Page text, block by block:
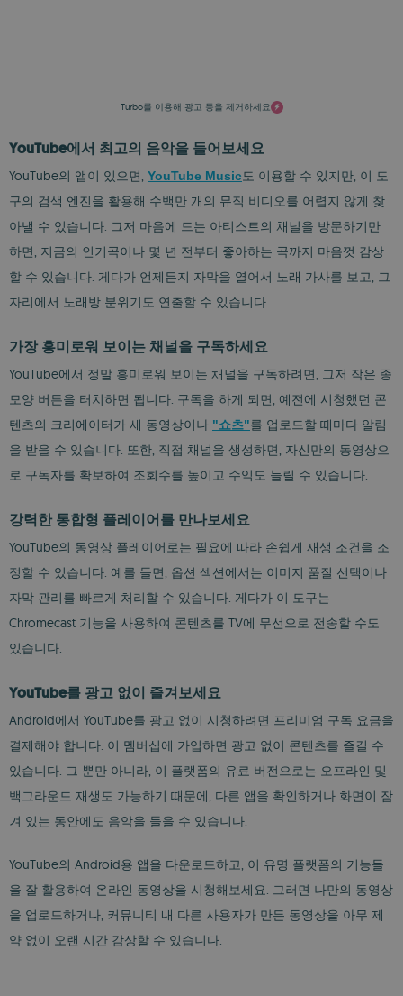
Turbo를 이용해 광고 등을 제거하세요
YouTube에서 최고의 음악을 들어보세요
YouTube의 앱이 있으면, YouTube Music도 이용할 수 있지만, 이 도
구의 검색 엔진을 활용해 수백만 개의 뮤직 비디오를 어렵지 않게 찾
아낼 수 있습니다. 그저 마음에 드는 아티스트의 채널을 방문하기만
하면, 지금의 인기곡이나 몇 년 전부터 좋아하는 곡까지 마음껏 감상
할 수 있습니다. 게다가 언제든지 자막을 열어서 노래 가사를 보고, 그
자리에서 노래방 분위기도 연출할 수 있습니다.
가장 흥미로워 보이는 채널을 구독하세요
YouTube에서 정말 흥미로워 보이는 채널을 구독하려면, 그저 작은 종
모양 버튼을 터치하면 됩니다. 구독을 하게 되면, 예전에 시청했던 콘
텐츠의 크리에이터가 새 동영상이나 "쇼츠"를 업로드할 때마다 알림
을 받을 수 있습니다. 또한, 직접 채널을 생성하면, 자신만의 동영상으
로 구독자를 확보하여 조회수를 높이고 수익도 늘릴 수 있습니다.
강력한 통합형 플레이어를 만나보세요
YouTube의 동영상 플레이어로는 필요에 따라 손쉽게 재생 조건을 조
정할 수 있습니다. 예를 들면, 옵션 섹션에서는 이미지 품질 선택이나
자막 관리를 빠르게 처리할 수 있습니다. 게다가 이 도구는
Chromecast 기능을 사용하여 콘텐츠를 TV에 무선으로 전송할 수도
있습니다.
YouTube를 광고 없이 즐겨보세요
Android에서 YouTube를 광고 없이 시청하려면 프리미엄 구독 요금을
결제해야 합니다. 이 멤버십에 가입하면 광고 없이 콘텐츠를 즐길 수
있습니다. 그 뿐만 아니라, 이 플랫폼의 유료 버전으로는 오프라인 및
백그라운드 재생도 가능하기 때문에, 다른 앱을 확인하거나 화면이 잠
겨 있는 동안에도 음악을 들을 수 있습니다.
YouTube의 Android용 앱을 다운로드하고, 이 유명 플랫폼의 기능들
을 잘 활용하여 온라인 동영상을 시청해보세요. 그러면 나만의 동영상
을 업로드하거나, 커뮤니티 내 다른 사용자가 만든 동영상을 아무 제
약 없이 오랜 시간 감상할 수 있습니다.